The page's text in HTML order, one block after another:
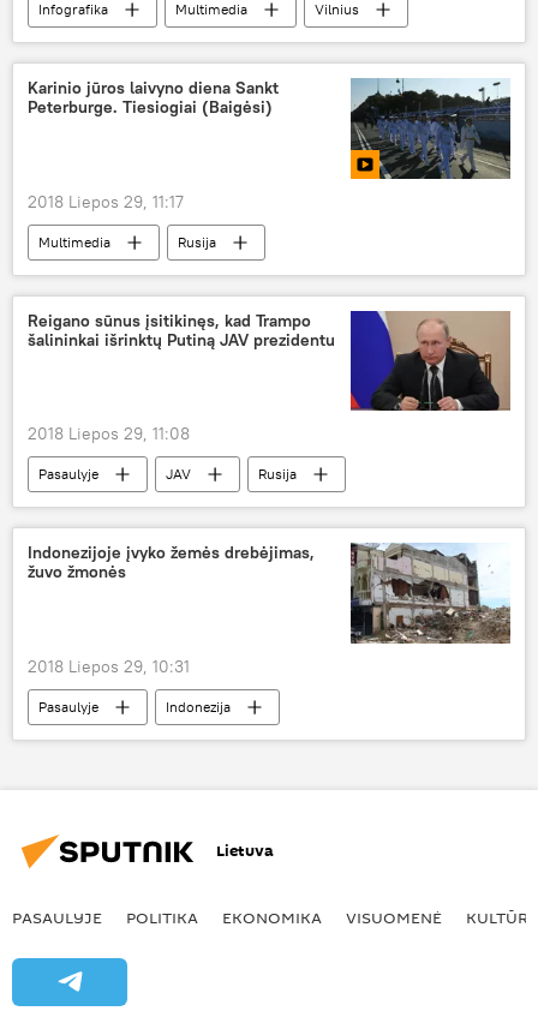
Infografika Multimedia
Vilnius
Lietuva
Valakupius
turizmas
dviratis
dviračių takas
turistinis maršrutas
Karinio jūros laivyno diena Sankt
Peterburge. Tiesiogiai (Baigėsi)
2018 Liepos 29, 11:17
Multimedia
Rusija
Sankt Peterburgas
Karinio jūros laivyno diena
Reigano sūnus įsitikinęs, kad Trampo
šalininkai išrinktų Putiną JAV prezidentu
2018 Liepos 29, 11:08
Pasaulyje JAV
Rusija
Vladimiras Putinas
Donaldas Trampas
Ronas Reiganas
Indonezijoje įvyko žemės drebėjimas,
žuvo žmonės
2018 Liepos 29, 10:31
Pasaulyje
Indonezija
žemės drebėjimas
Lietuva
PASAULYJE POLITIKA EKONOMIKA VISUOMENĖ KULTŪRA